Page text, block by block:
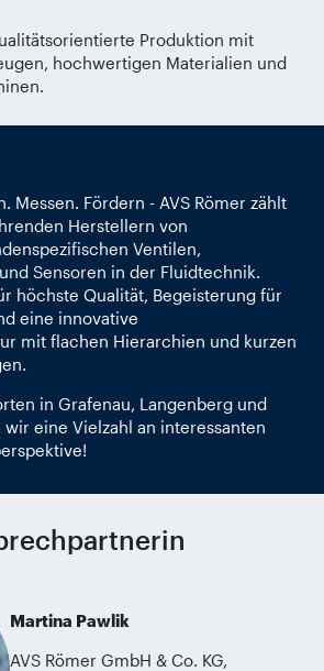
Produktion mit
hochwertigen Materialien und
Messen. Fördern - AVS Römer zählt
Herstellern von
Ventilen,
Sensoren in der Fluidtechnik.
höchste Qualität, Begeisterung für
eine innovative
mit flachen Hierarchien und kurzen
in Grafenau, Langenberg und
eine Vielzahl an interessanten
Martina Pawlik
AVS Römer GmbH & Co. KG,